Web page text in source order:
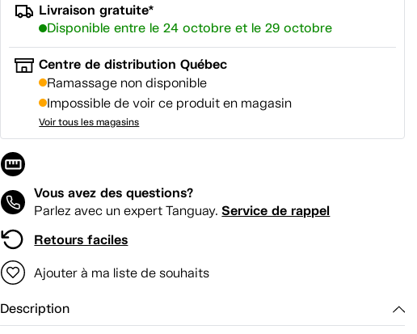
Livraison gratuite*
Disponible entre le 24 octobre et le 29 octobre
Centre de distribution Québec
Ramassage non disponible
Impossible de voir ce produit en magasin
Voir tous les magasins
Vous avez des questions?
Parlez avec un expert Tanguay.Service de rappel
Retours faciles
Ajouter à ma liste de souhaits
Description